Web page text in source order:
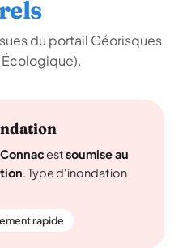
du portail Géorisques
Écologique).
Connacestsoumise au
. Type d'inondation
rapide